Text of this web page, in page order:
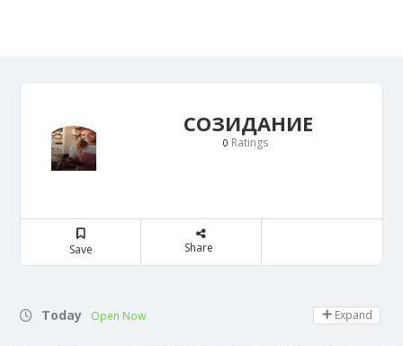
СОЗИДАНИЕ
0 Ratings
Save Share
Today Open Now Expand